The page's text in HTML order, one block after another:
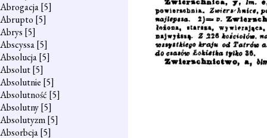
Abrogacja[5]
Abrupto [5]
Abrys [5]
Abscyssa[5]
Absolucja[5]
Absolut[5]
Absolutnie [5]
Absolutność [5]
Absolutny[5]
Absolutyzm[5]
Absorbcja[5]